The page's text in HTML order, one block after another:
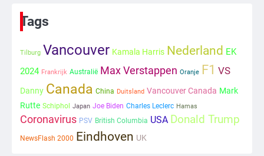
Kleine veranderingen op komst
2
Tags
Tilburg Vancouver Kamala Harris Nederland EK
2024 Frankrijk Australië Max Verstappen Oranje F1 VS
Danny Canada China Duitsland Vancouver Canada Mark
Rutte Schiphol Japan Joe Biden Charles Leclerc Hamas
Coronavirus PSV British Columbia USA Donald Trump
NewsFlash 2000 Eindhoven UK